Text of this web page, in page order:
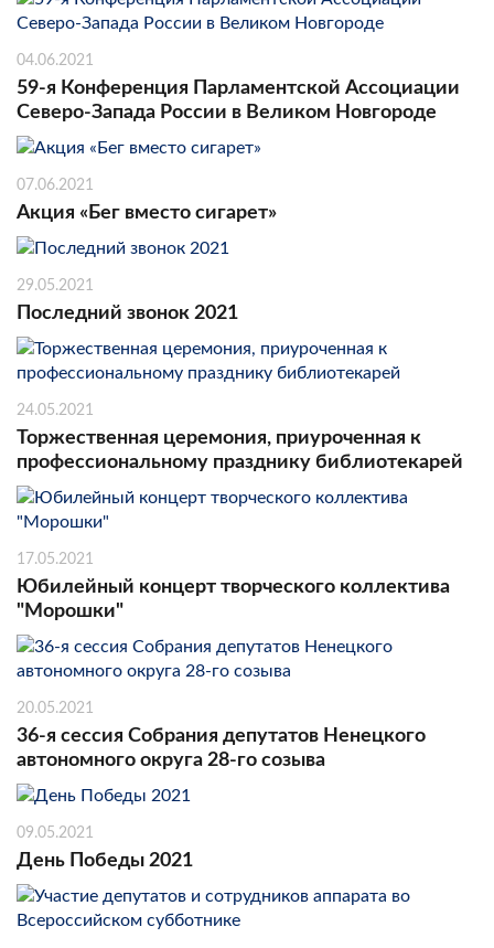
04.06.2021
59-я Конференция Парламентской Ассоциации
Северо-Запада России в Великом Новгороде
07.06.2021
Акция «Бег вместо сигарет»
29.05.2021
Последний звонок 2021
24.05.2021
Торжественная церемония, приуроченная к
профессиональному празднику библиотекарей
17.05.2021
Юбилейный концерт творческого коллектива
"Морошки"
20.05.2021
36-я сессия Собрания депутатов Ненецкого
автономного округа 28-го созыва
09.05.2021
День Победы 2021